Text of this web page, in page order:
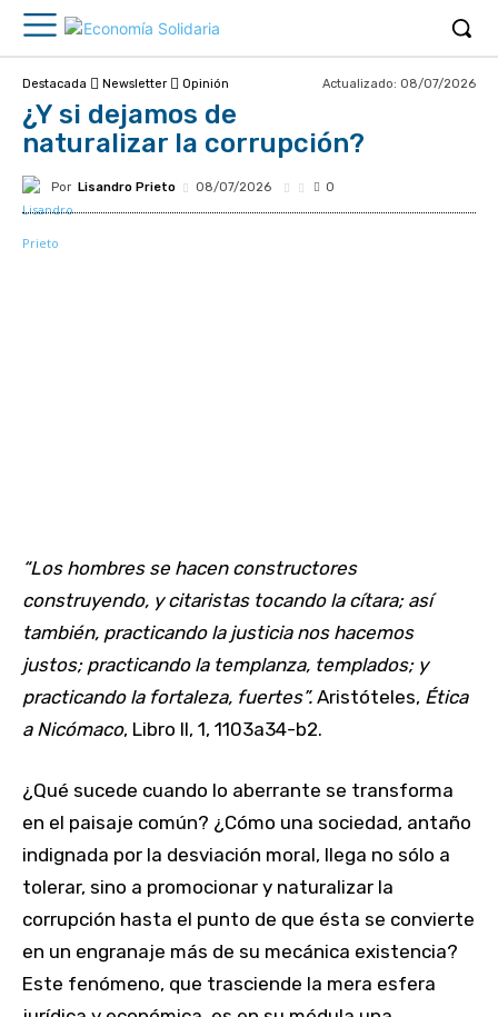
Destacada Newsletter Opinión Actualizado: 08/07/2026
¿Y si dejamos de
naturalizar la corrupción?
Por Lisandro Prieto 08/07/2026 0
“Los hombres se hacen constructores
construyendo, y citaristas tocando la cítara; así
también, practicando la justicia nos hacemos
justos; practicando la templanza, templados; y
practicando la fortaleza, fuertes”. Aristóteles, Ética
a Nicómaco, Libro II, 1, 1103a34-b2.
¿Qué sucede cuando lo aberrante se transforma
en el paisaje común? ¿Cómo una sociedad, antaño
indignada por la desviación moral, llega no sólo a
tolerar, sino a promocionar y naturalizar la
corrupción hasta el punto de que ésta se convierte
en un engranaje más de su mecánica existencia?
Este fenómeno, que trasciende la mera esfera